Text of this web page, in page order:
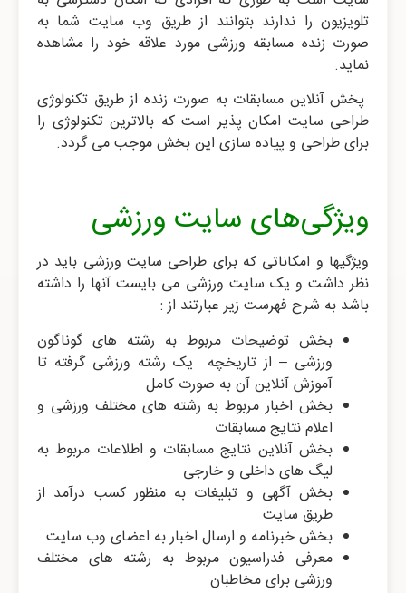
تلویزیون را ندارند بتوانند از طریق وب سایت شما به
صورت زنده مسابقه ورزشی مورد علاقه خود را مشاهده
نماید.
پخش آنلاین مسابقات به صورت زنده از طریق تکنولوژی
طراحی سایت امکان پذیر است که بالاترین تکنولوژی را
برای طراحی و پیاده سازی این بخش موجب می گردد.
ویژگی‌های سایت ورزشی
ویژگیها و امکاناتی که برای طراحی سایت ورزشی باید در
نظر داشت و یک سایت ورزشی می بایست آنها را داشته
باشد به شرح فهرست زیر عبارتند از :
بخش توضیحات مربوط به رشته های گوناگون
ورزشی – از تاریخچه یک رشته ورزشی گرفته تا
آموزش آنلاین آن به صورت کامل
بخش اخبار مربوط به رشته های مختلف ورزشی و
اعلام نتایج مسابقات
بخش آنلاین نتایج مسابقات و اطلاعات مربوط به
لیگ های داخلی و خارجی
بخش آگهی و تبلیغات به منظور کسب درآمد از
طریق سایت
بخش خبرنامه و ارسال اخبار به اعضای وب سایت
معرفی فدراسیون مربوط به رشته های مختلف
ورزشی برای مخاطبان